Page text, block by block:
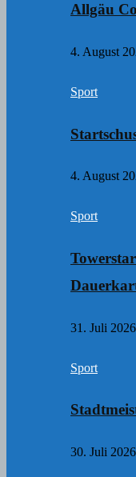
Allgäu
4. August
Sport
4. August
Sport
31. Juli 2026
Sport
30. Juli 2026